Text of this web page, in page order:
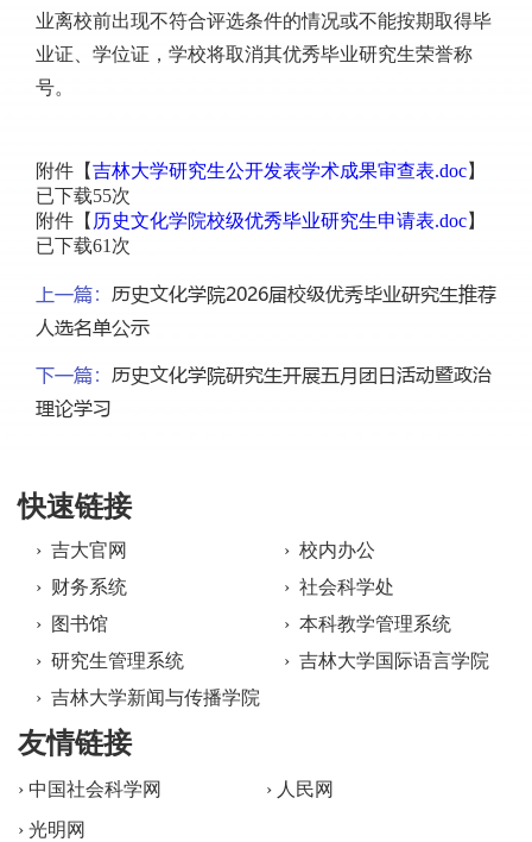
业离校前出现不符合评选条件的情况或不能按期取得毕
业证、学位证，学校将取消其优秀毕业研究生荣誉称
号。
附件【吉林大学研究生公开发表学术成果审查表.doc】
已下载55次
附件【 历史文化学院校级优秀毕业研究生申请表.doc】
已下载61次
上一篇： 历史文化学院2026届校级优秀毕业研究生推荐
人选名单公示
下一篇： 历史文化学院研究生开展五月团日活动暨政治
理论学习
快速链接
› 吉大官网
› 校内办公
› 财务系统
› 社会科学处
› 图书馆
› 本科教学管理系统
› 研究生管理系统
› 吉林大学国际语言学院
› 吉林大学新闻与传播学院
友情链接
› 中国社会科学网
› 人民网
› 光明网